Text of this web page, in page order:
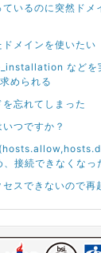
いるのに突然ドメ
メインを使いたい
などを
められる
忘れてしまった
つですか？
、接続できなくなっ
スできないので再